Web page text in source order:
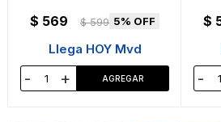
$ 569 $ 599 5
Llega HOY Mvd
- +
$
-